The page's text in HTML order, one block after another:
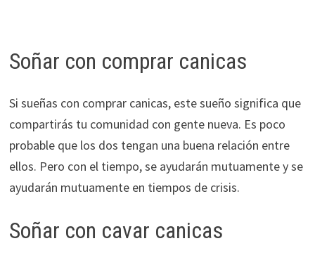
Soñar con comprar canicas
Si sueñas con comprar canicas, este sueño significa que
compartirás tu comunidad con gente nueva. Es poco
probable que los dos tengan una buena relación entre
ellos. Pero con el tiempo, se ayudarán mutuamente y se
ayudarán mutuamente en tiempos de crisis.
Soñar con cavar canicas